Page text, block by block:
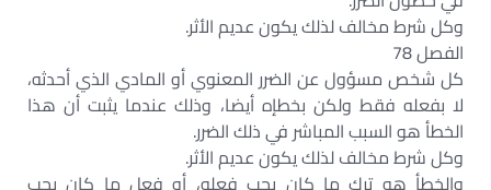
وكل شرط مخالف لذلك يكون عديم الأثر.
الفصل 78
كل شخص مسؤول عن الضرر المعنوي أو المادي الذي أحدثه،
لا بفعله فقط ولكن بخطإه أيضا، وذلك عندما يثبت أن هذا
الخطأ هو السبب المباشر في ذلك الضرر.
وكل شرط مخالف لذلك يكون عديم الأثر.
والخطأ هو ترك ما كان يجب فعله، أو فعل ما كان يجب